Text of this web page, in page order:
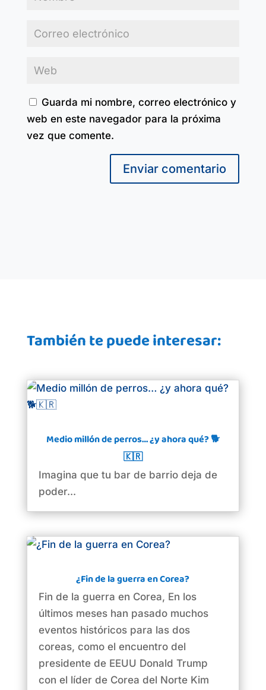
Guarda mi nombre, correo electrónico y
web en este navegador para la próxima
vez que comente.
Enviar comentario
También te puede interesar:
Medio millón de perros… ¿y ahora qué? 🐕
🇰🇷
Imagina que tu bar de barrio deja de
poder...
¿Fin de la guerra en Corea?
Fin de la guerra en Corea, En los
últimos meses han pasado muchos
eventos históricos para las dos
coreas, como el encuentro del
presidente de EEUU Donald Trump
con el líder de Corea del Norte Kim